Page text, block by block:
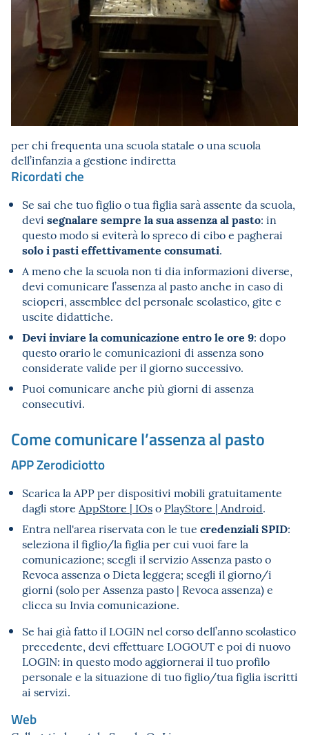
per chi frequenta una scuola statale o una scuola
dell’infanzia a gestione indiretta
Ricordati che
Se sai che tuo figlio o tua figlia sarà assente da scuola,
devi segnalare sempre la sua assenza al pasto: in
questo modo si eviterà lo spreco di cibo e pagherai
solo i pasti effettivamente consumati.
A meno che la scuola non ti dia informazioni diverse,
devi comunicare l’assenza al pasto anche in caso di
scioperi, assemblee del personale scolastico, gite e
uscite didattiche.
Devi inviare la comunicazione entro le ore 9: dopo
questo orario le comunicazioni di assenza sono
considerate valide per il giorno successivo.
Puoi comunicare anche più giorni di assenza
consecutivi.
Come comunicare l’assenza al pasto
APP Zerodiciotto
Scarica la APP per dispositivi mobili gratuitamente
dagli store AppStore | IOso PlayStore | Android.
Entra nell'area riservata con le tue credenziali SPID:
seleziona il figlio/la figlia per cui vuoi fare la
comunicazione; scegli il servizio Assenza pasto o
Revoca assenza o Dieta leggera; scegli il giorno/i
giorni (solo per Assenza pasto | Revoca assenza) e
clicca su Invia comunicazione.
Se hai già fatto il LOGIN nel corso dell’anno scolastico
precedente, devi effettuare LOGOUT e poi di nuovo
LOGIN: in questo modo aggiornerai il tuo profilo
personale e la situazione di tuo figlio/tua figlia iscritti
ai servizi.
Web